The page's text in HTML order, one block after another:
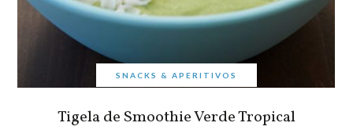
SNACKS & APERITIVOS
Tigela de Smoothie Verde Tropical